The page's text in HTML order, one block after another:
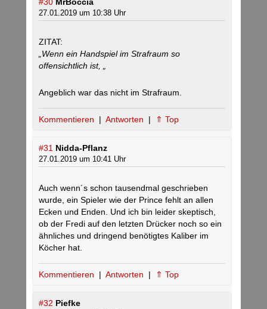
27.01.2019 um 10:38 Uhr
ZITAT:
„Wenn ein Handspiel im Strafraum so
offensichtlich ist, „
Angeblich war das nicht im Strafraum.
Kommentieren | Antworten | ⇑ Top
#31 Nidda-Pflanz
27.01.2019 um 10:41 Uhr
Auch wenn´s schon tausendmal geschrieben
wurde, ein Spieler wie der Prince fehlt an allen
Ecken und Enden. Und ich bin leider skeptisch,
ob der Fredi auf den letzten Drücker noch so ein
ähnliches und dringend benötigtes Kaliber im
Köcher hat.
Kommentieren | Antworten | ⇑ Top
#32 Piefke